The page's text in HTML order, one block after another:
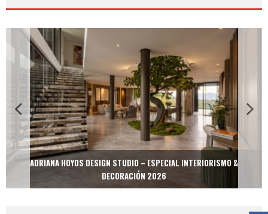
ADRIANA HOYOS DESIGN STUDIO – ESPECIAL INTERIORISMO &
DECORACIÓN 2026